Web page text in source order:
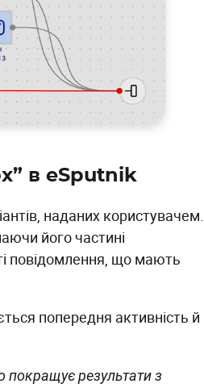
в eSputnik
наданих користувачем.
його частині
повідомлення, що мають
попередня активність й
покращує результати з